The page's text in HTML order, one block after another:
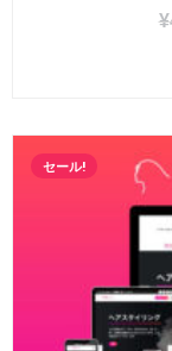
¥
セール!